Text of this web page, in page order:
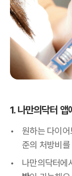
1. 나만의닥터 앱
원하는 다이
준의 처방비
나만의닥터에